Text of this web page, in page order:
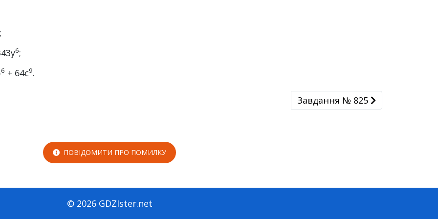
;
6;
6 + 64c9.
Завдання № 825
Завдання № 825
ПОВІДОМИТИ ПРО ПОМИЛКУ
© 2026 GDZIster.net